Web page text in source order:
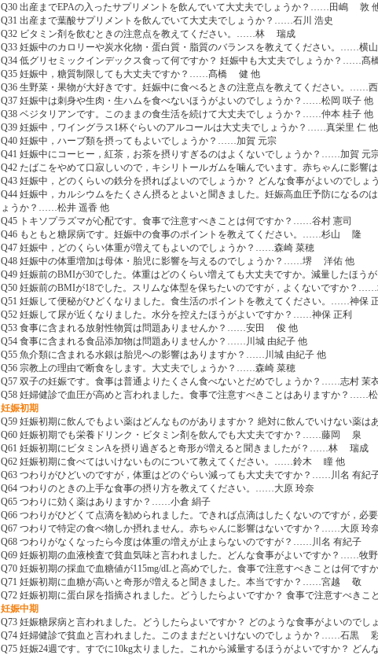
Q30 出産までEPAの入ったサプリメントを飲んでいて大丈夫でしょうか？……田嶋 敦
Q31 出産まで葉酸サプリメントを飲んでいて大丈夫でしょうか？……石川 浩史
Q32 ビタミン剤を飲むときの注意点を教えてください。……林 瑞成
Q33 妊娠中のカロリーや炭水化物・蛋白質・脂質のバランスを教えてください。……横
Q34 低グリセミックインデックス食って何ですか？ 妊娠中も大丈夫でしょうか？……
Q35 妊娠中，糖質制限しても大丈夫ですか？……髙橋 健 他
Q36 生野菜・果物が大好きです。妊娠中に食べるときの注意点を教えてください。……
Q37 妊娠中は刺身や生肉・生ハムを食べないほうがよいのでしょうか？……松岡 咲子 他
Q38 ベジタリアンです。このままの食生活を続けて大丈夫でしょうか？……仲本 桂子 他
Q39 妊娠中，ワイングラス1杯ぐらいのアルコールは大丈夫でしょうか？……真栄里 仁 他
Q40 妊娠中，ハーブ類を摂ってもよいでしょうか？……加賀 元宗
Q41 妊娠中にコーヒー，紅茶，お茶を摂りすぎるのはよくないでしょうか？……加賀 元
Q42 たばこをやめて口寂しいので，キシリトールガムを噛んでいます。赤ちゃんに影
Q43 妊娠中，どのくらいの鉄分を摂ればよいのでしょうか？ どんな食事がよいのでし
Q44 妊娠中，カルシウムをたくさん摂るとよいと聞きました。妊娠高血圧予防になるの
ょうか？……松井 遥香 他
Q45 トキソプラズマが心配です。食事で注意すべきことは何ですか？……谷村 憲司
Q46 もともと糖尿病です。妊娠中の食事のポイントを教えてください。……杉山 隆
Q47 妊娠中，どのくらい体重が増えてもよいのでしょうか？……森崎 菜穂
Q48 妊娠中の体重増加は母体・胎児に影響を与えるのでしょうか？……堺 洋佑 他
Q49 妊娠前のBMIが30でした。体重はどのくらい増えても大丈夫ですか。減量したほ
Q50 妊娠前のBMIが18でした。スリムな体型を保ちたいのですが，よくないですか？
Q51 妊娠して便秘がひどくなりました。食生活のポイントを教えてください。……神保
Q52 妊娠して尿が近くなりました。水分を控えたほうがよいですか？……神保 正利
Q53 食事に含まれる放射性物質は問題ありませんか？……安田 俊 他
Q54 食事に含まれる食品添加物は問題ありませんか？……川城 由紀子 他
Q55 魚介類に含まれる水銀は胎児への影響はありますか？……川城 由紀子 他
Q56 宗教上の理由で断食をします。大丈夫でしょうか？……森崎 菜穂
Q57 双子の妊娠です。食事は普通よりたくさん食べないとだめでしょうか？……志村 茉
Q58 妊婦健診で血圧が高めと言われました。食事で注意すべきことはありますか？……
妊娠初期
Q59 妊娠初期に飲んでもよい薬はどんなものがありますか？ 絶対に飲んでいけない薬
Q60 妊娠初期でも栄養ドリンク・ビタミン剤を飲んでも大丈夫ですか？……藤岡 泉
Q61 妊娠初期にビタミンAを摂り過ぎると奇形が増えると聞きましたが？……林 瑞成
Q62 妊娠初期に食べてはいけないものについて教えてください。……鈴木 瞳 他
Q63 つわりがひどいのですが，体重はどのぐらい減っても大丈夫ですか？……川名 有紀
Q64 つわりのときの上手な食事の摂り方を教えてください。……大原 玲奈
Q65 つわりに効く薬はありますか？……小倉 絹子
Q66 つわりがひどくて点滴を勧められました。できれば点滴はしたくないのですが，
Q67 つわりで特定の食べ物しか摂れません。赤ちゃんに影響はないですか？……大原 玲
Q68 つわりがなくなったら今度は体重の増えが止まらないのですが？……川名 有紀子
Q69 妊娠初期の血液検査で貧血気味と言われました。どんな食事がよいですか？……牧
Q70 妊娠初期の採血で血糖値が115mg/dLと高めでした。食事で注意すべきことは何で
Q71 妊娠初期に血糖が高いと奇形が増えると聞きました。本当ですか？……宮越 敬
Q72 妊娠初期に蛋白尿を指摘されました。どうしたらよいですか？ 食事で注意すべ
妊娠中期
Q73 妊娠糖尿病と言われました。どうしたらよいですか？ どのような食事がよいので
Q74 妊婦健診で貧血と言われました。このままだといけないのでしょうか？……石黒
Q75 妊娠24週です。すでに10kg太りました。これから減量するほうがよいですか？